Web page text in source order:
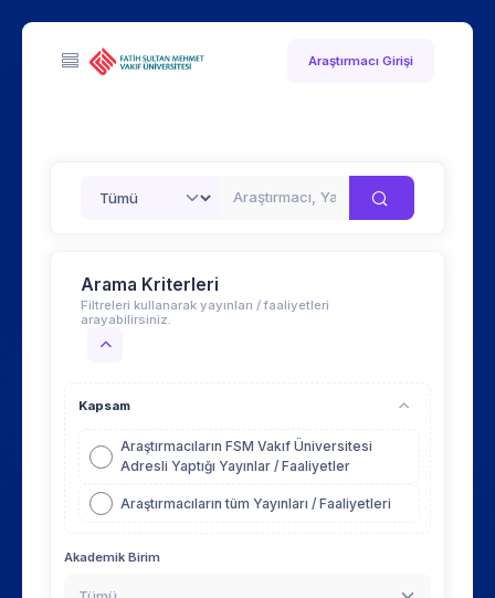
Araştırmacı Girişi
Arama Kriterleri
Filtreleri kullanarak yayınları / faaliyetleri
arayabilirsiniz.
Kapsam
Araştırmacıların FSM Vakıf Üniversitesi
Adresli Yaptığı Yayınlar / Faaliyetler
Araştırmacıların tüm Yayınları / Faaliyetleri
Akademik Birim